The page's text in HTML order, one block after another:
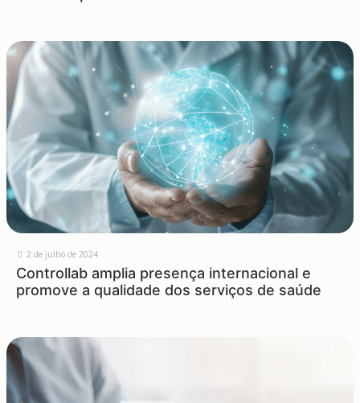
2 de julho de 2024
Controllab amplia presença internacional e
promove a qualidade dos serviços de saúde